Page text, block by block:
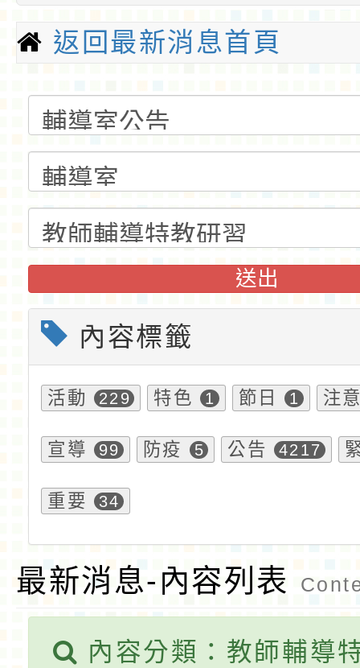
優質國小
返回最新消息首頁
送出
內容標籤
活動 229 特色 1 節日 1 注
宣導 99 防疫 5 公告 4217
重要 34
最新消息-內容列表
內容分類：教師輔導